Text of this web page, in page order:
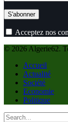
Acceptez nos
© 2026 Algerie62.
Accueil
Actualité
Société
Economie
Politique